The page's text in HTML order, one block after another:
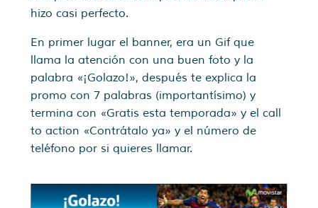
hizo casi perfecto.
En primer lugar el banner, era un Gif que
llama la atención con una buen foto y la
palabra «¡Golazo!», después te explica la
promo con 7 palabras (importantísimo) y
termina con «Gratis esta temporada» y el call
to action «Contrátalo ya» y el número de
teléfono por si quieres llamar.